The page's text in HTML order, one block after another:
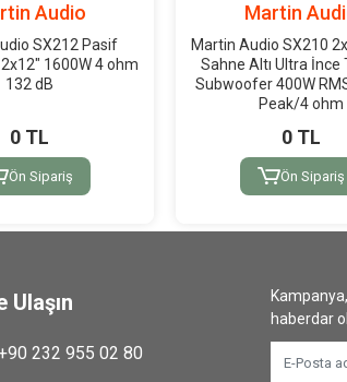
Audio
SX212 Pasif
1600W 4 ohm
132 dB
0 TL
Ön Sipariş
Martin
Martin Audio SX210
Sahne Altı Ultra İnce
Subwoofer 400W
Peak/4 ohm
0 TL
Ön Sipariş
Ulaşın
232 955 02 80
haberdar